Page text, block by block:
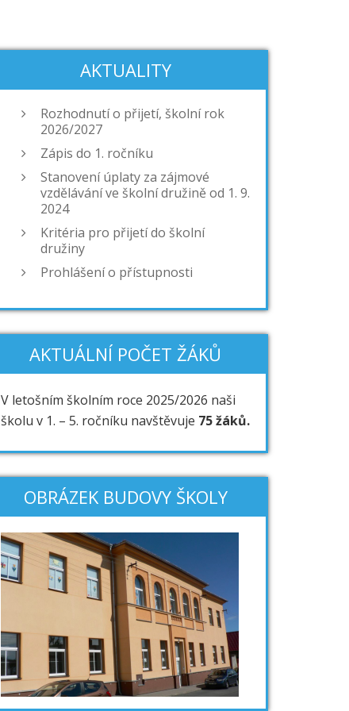
AKTUALITY
Rozhodnutí o přijetí, školní rok
2026/2027
Zápis do 1. ročníku
Stanovení úplaty za zájmové
vzdělávání ve školní družině od 1. 9.
2024
Kritéria pro přijetí do školní
družiny
Prohlášení o přístupnosti
AKTUÁLNÍ POČET ŽÁKŮ
V letošním školním roce 2025/2026 naši
školu v 1. – 5. ročníku navštěvuje 75 žáků.
OBRÁZEK BUDOVY ŠKOLY